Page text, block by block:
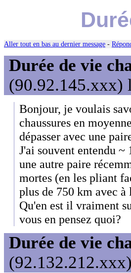
Aller tout en bas au dernier message -
Durée de vie
(90.92.145.xxx)
Bonjour, je voulais
chaussures en
dépasser avec une
J'ai souvent entendu ~
une autre paire
mortes (en les pliant
plus de 750 km avec à
Qu'en est il vraiment
vous en pensez quoi?
Durée de vie